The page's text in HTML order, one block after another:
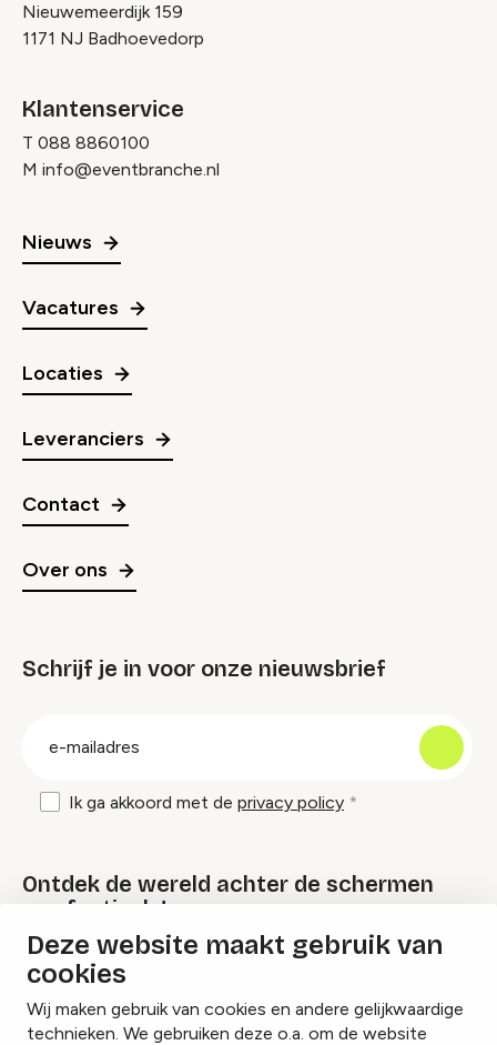
Deze website maakt gebruik van
cookies
Wij maken gebruik van cookies en andere gelijkwaardige
technieken. We gebruiken deze o.a. om de website
Nieuwemeerdijk 159
1171 NJ Badhoevedorp
Klantenservice
T 088 8860100
M info@eventbranche.nl
Nieuws
Vacatures
Locaties
Leveranciers
Contact
Over ons
Schrijf je in voor onze nieuwsbrief
Ik ga akkoord met de privacy policy
Ontdek de wereld achter de schermen
van festivals!
Lees onze Festival Specials